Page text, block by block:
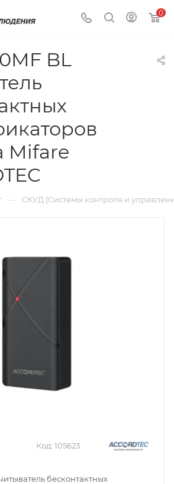
0
BL
Mifare
— СКУД (Системы контроля и
Код: 105623
бесконтактных